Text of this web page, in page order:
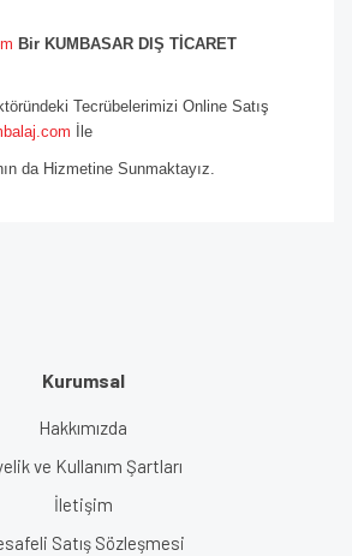
Bir KUMBASAR DIŞ TİCARET
Tecrübelerimizi Online Satış
İle
da Hizmetine Sunmaktayız.
Kurumsal
Hakkımızda
ve Kullanım Şartları
İletişim
Satış Sözleşmesi